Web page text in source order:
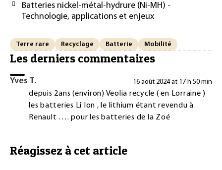
Batteries nickel-métal-hydrure (Ni-MH) -
Technologie, applications et enjeux
Terre rare Recyclage Batterie Mobilité
Les derniers commentaires
Yves T. 16 août 2024 at 17 h 50 min
depuis 2ans (environ) Veolia recycle ( en Lorraine )
les batteries Li Ion , le lithium étant revendu à
Renault …. pour les batteries de la Zoé
Réagissez à cet article